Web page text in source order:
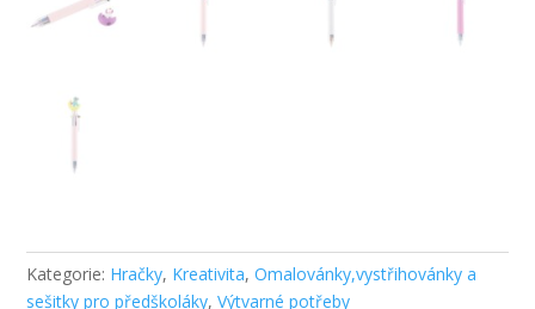
Kategorie: Hračky, Kreativita,Omalovánky,vystřihovánky a
sešitky pro předškoláky,Výtvarné potřeby